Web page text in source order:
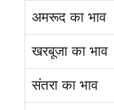
अमरूद का भाव
खरबूजा का भाव
संतरा का भाव